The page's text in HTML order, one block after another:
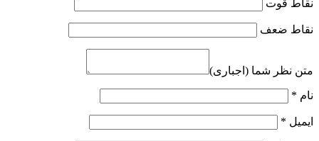
نقاط قوت
نقاط ضعف
متن نظر شما (اجباری)
نام *
ایمیل *